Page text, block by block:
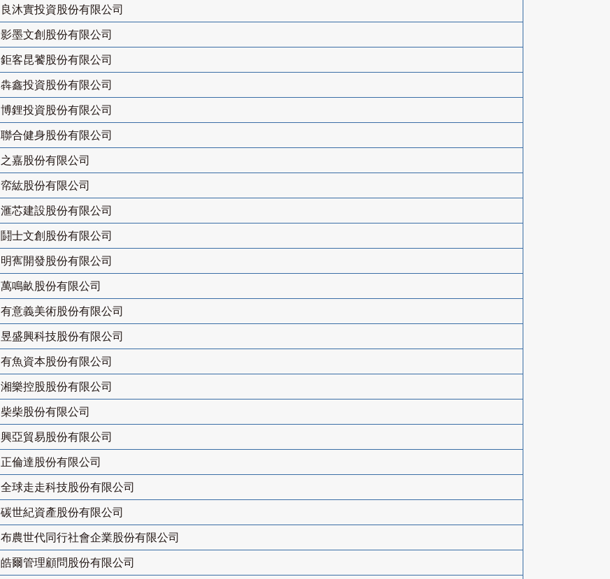
良沐實投資股份有限公司
影墨文創股份有限公司
鉅客昆饕股份有限公司
犇鑫投資股份有限公司
博鋰投資股份有限公司
聯合健身股份有限公司
之嘉股份有限公司
帟紘股份有限公司
滙芯建設股份有限公司
鬪士文創股份有限公司
明寯開發股份有限公司
萬鳴畝股份有限公司
有意義美術股份有限公司
昱盛興科技股份有限公司
有魚資本股份有限公司
湘樂控股股份有限公司
柴柴股份有限公司
興亞貿易股份有限公司
正倫達股份有限公司
全球走走科技股份有限公司
碳世紀資產股份有限公司
布農世代同行社會企業股份有限公司
皓爾管理顧問股份有限公司